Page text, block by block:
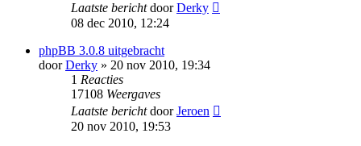
Laatste berichtdoorDerky
08 dec 2010, 12:24
phpBB 3.0.8 uitgebracht
doorDerky » 20 nov 2010, 19:34
1 Reacties
17108 Weergaves
Laatste berichtdoorJeroen
20 nov 2010, 19:53